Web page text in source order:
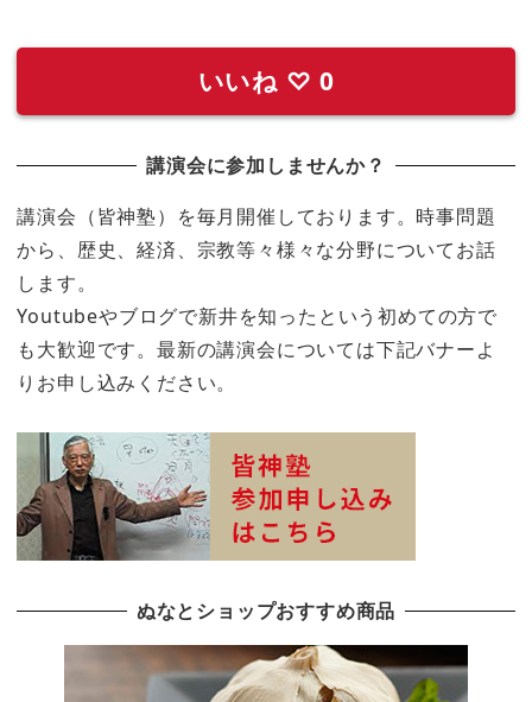
いいね ♡ 0
講演会に参加しませんか？
講演会（皆神塾）を毎月開催しております。時事問題
から、歴史、経済、宗教等々様々な分野についてお話
します。
Youtubeやブログで新井を知ったという初めての方で
も大歓迎です。最新の講演会については下記バナーよ
りお申し込みください。
ぬなとショップおすすめ商品